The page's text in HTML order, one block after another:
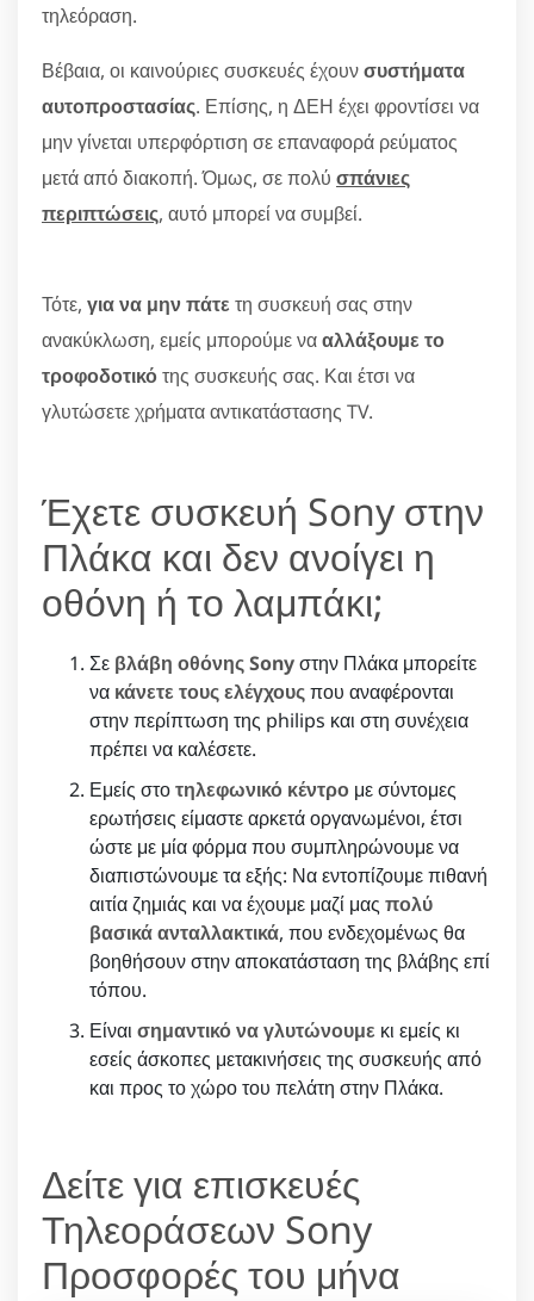
τηλεόραση.
Βέβαια, οι καινούριες συσκευές έχουνσυστήματα
αυτοπροστασίας. Επίσης, η ΔΕΗ έχει φροντίσει να
μην γίνεται υπερφόρτιση σε επαναφορά ρεύματος
μετά από διακοπή. Όμως, σε πολύ σπάνιες
περιπτώσεις, αυτό μπορεί να συμβεί.
Τότε, για να μην πάτε τη συσκευή σας στην
ανακύκλωση, εμείς μπορούμε νααλλάξουμε το
τροφοδοτικότης συσκευής σας. Και έτσι να
γλυτώσετε χρήματα αντικατάστασης TV.
Έχετε συσκευή Sony στην
Πλάκα και δεν ανοίγει η
οθόνη ή το λαμπάκι;
Σε βλάβη οθόνης Sonyστην Πλάκα μπορείτε
να κάνετε τους ελέγχουςπου αναφέρονται
στην περίπτωση της philips και στη συνέχεια
πρέπει να καλέσετε.
Εμείς στοτηλεφωνικό κέντρο με σύντομες
ερωτήσεις είμαστε αρκετά οργανωμένοι, έτσι
ώστε με μία φόρμα που συμπληρώνουμε να
διαπιστώνουμε τα εξής: Να εντοπίζουμε πιθανή
αιτία ζημιάς και να έχουμε μαζί μας πολύ
βασικά ανταλλακτικά, που ενδεχομένως θα
βοηθήσουν στην αποκατάσταση της βλάβης επί
τόπου.
Είναι σημαντικό να γλυτώνουμε κι εμείς κι
εσείς άσκοπες μετακινήσεις της συσκευής από
και προς το χώρο του πελάτη στην Πλάκα.
Δείτε για επισκευές
Τηλεοράσεων Sony
Προσφορές του μήνα